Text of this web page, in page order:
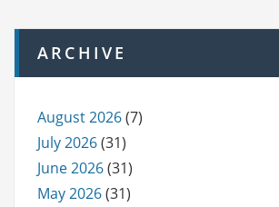
ARCHIVE
August 2026(7)
July 2026(31)
June 2026(31)
May 2026(31)